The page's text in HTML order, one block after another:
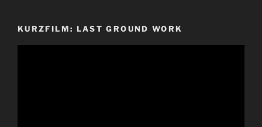
KURZFILM: LAST GROUND WORK